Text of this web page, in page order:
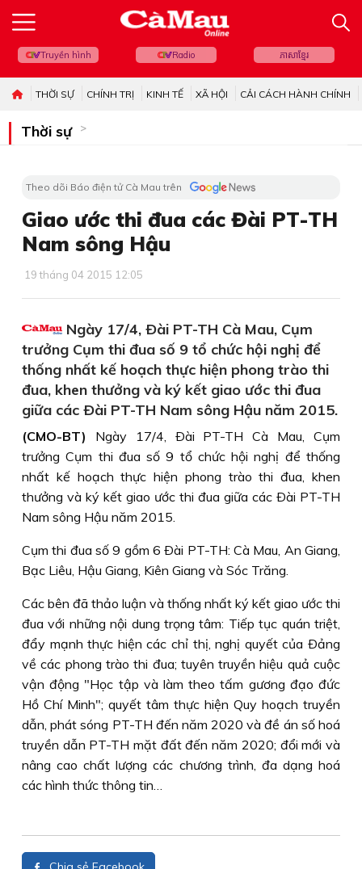
Truyền hình Radio ភាសាខ្មែរ
THỜI SỰ CHÍNH TRỊ KINH TẾ XÃ HỘI CẢI CÁCH HÀNH CHÍNH
Thời sự
Theo dõi Báo điện tử Cà Mau trên
Giao ước thi đua các Đài PT-TH
Nam sông Hậu
19 tháng 04 2015 12:05
Ngày 17/4, Ðài PT-TH Cà Mau, Cụm
trưởng Cụm thi đua số 9 tổ chức hội nghị để
thống nhất kế hoạch thực hiện phong trào thi
đua, khen thưởng và ký kết giao ước thi đua
giữa các Ðài PT-TH Nam sông Hậu năm 2015.
(CMO-BT) Ngày 17/4, Ðài PT-TH Cà Mau, Cụm
trưởng Cụm thi đua số 9 tổ chức hội nghị để thống
nhất kế hoạch thực hiện phong trào thi đua, khen
thưởng và ký kết giao ước thi đua giữa các Ðài PT-TH
Nam sông Hậu năm 2015.
Cụm thi đua số 9 gồm 6 Ðài PT-TH: Cà Mau, An Giang,
Bạc Liêu, Hậu Giang, Kiên Giang và Sóc Trăng.
Các bên đã thảo luận và thống nhất ký kết giao ước thi
đua với những nội dung trọng tâm: Tiếp tục quán triệt,
đẩy mạnh thực hiện các chỉ thị, nghị quyết của Ðảng
về các phong trào thi đua; tuyên truyền hiệu quả cuộc
vận động "Học tập và làm theo tấm gương đạo đức
Hồ Chí Minh"; quyết tâm thực hiện Quy hoạch truyền
dẫn, phát sóng PT-TH đến năm 2020 và đề án số hoá
truyền dẫn PT-TH mặt đất đến năm 2020; đổi mới và
nâng cao chất lượng các chương trình, đa dạng hoá
các hình thức thông tin…